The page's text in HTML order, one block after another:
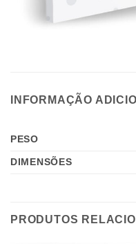
INFORMAÇÃO
PESO
DIMENSÕES
PRODUTOS